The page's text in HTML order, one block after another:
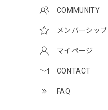
COMMUNITY
メンバーシップ
マイページ
CONTACT
FAQ